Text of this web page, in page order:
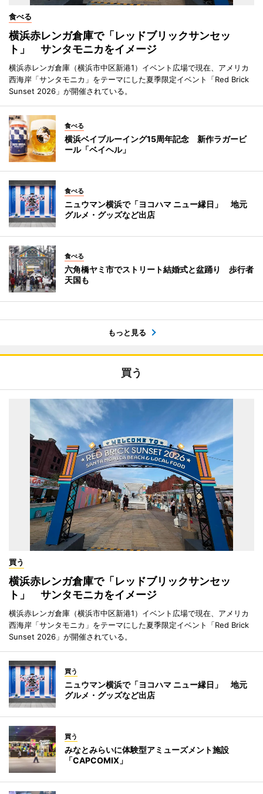
食べる
横浜赤レンガ倉庫で「レッドブリックサンセッ
ト」 サンタモニカをイメージ
横浜赤レンガ倉庫（横浜市中区新港1）イベント広場で現在、アメリカ
西海岸「サンタモニカ」をテーマにした夏季限定イベント「Red Brick
Sunset 2026」が開催されている。
食べる
横浜ベイブルーイング15周年記念 新作ラガービ
ール「ベイヘル」
食べる
ニュウマン横浜で「ヨコハマ ニュー縁日」 地元
グルメ・グッズなど出店
食べる
六角橋ヤミ市でストリート結婚式と盆踊り 歩行者
天国も
もっと見る
買う
買う
横浜赤レンガ倉庫で「レッドブリックサンセッ
ト」 サンタモニカをイメージ
横浜赤レンガ倉庫（横浜市中区新港1）イベント広場で現在、アメリカ
西海岸「サンタモニカ」をテーマにした夏季限定イベント「Red Brick
Sunset 2026」が開催されている。
買う
ニュウマン横浜で「ヨコハマ ニュー縁日」 地元
グルメ・グッズなど出店
買う
みなとみらいに体験型アミューズメント施設
「CAPCOMIX」